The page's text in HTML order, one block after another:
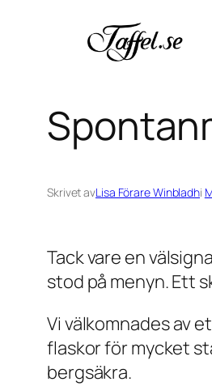
Skrivet avLisa Förare Winbladhi
Tack vare en
stod på menyn. Ett
Vi välkomnades av
flaskor för mycket
bergsäkra.